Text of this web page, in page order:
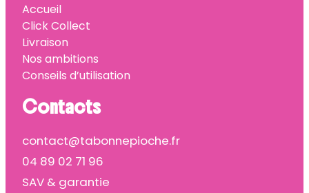
Accueil
Click Collect
Livraison
Nos ambitions
Conseils d’utilisation
Contacts
contact@tabonnepioche.fr
04 89 02 71 96
SAV & garantie